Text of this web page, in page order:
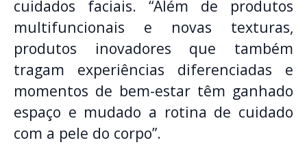
cuidados faciais. “Além de produtos
multifuncionais e novas texturas,
produtos inovadores que também
tragam experiências diferenciadas e
momentos de bem-estar têm ganhado
espaço e mudado a rotina de cuidado
com a pele do corpo”.